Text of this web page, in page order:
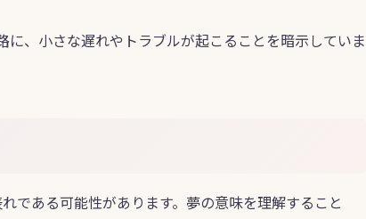
、小さな遅れやトラブルが起こることを暗示していま
である可能性があります。夢の意味を理解すること